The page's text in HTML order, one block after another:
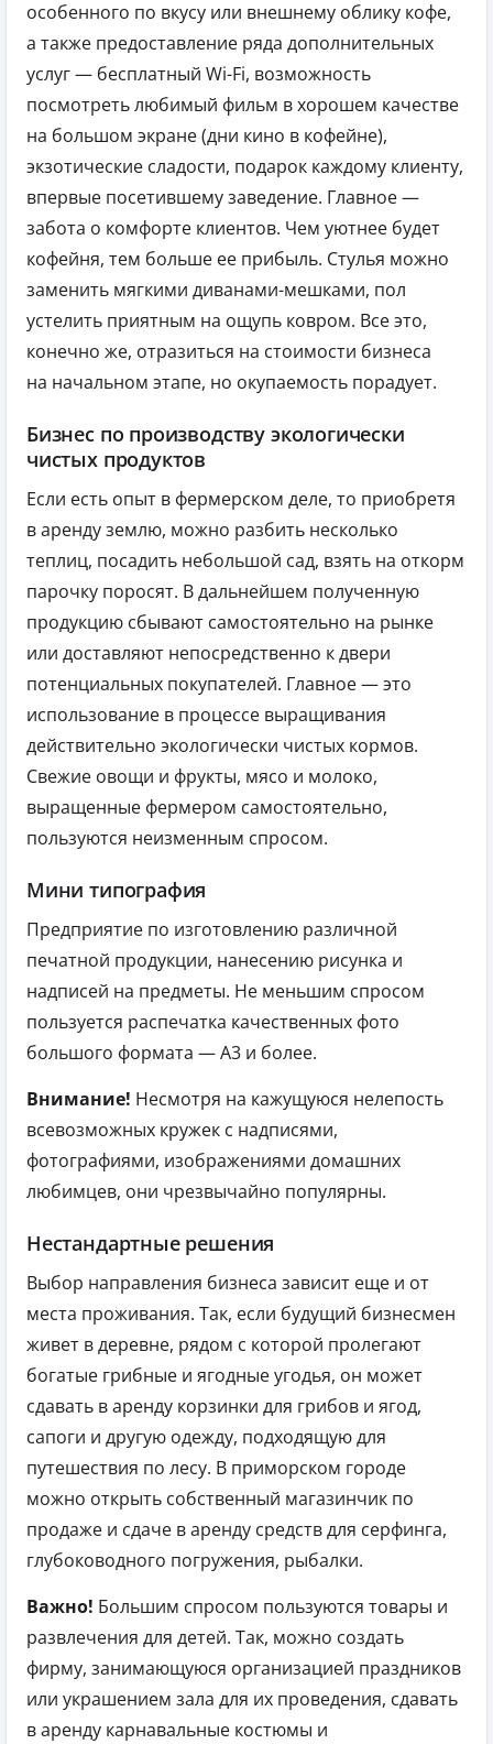
особенного по вкусу или внешнему облику кофе,
а также предоставление ряда дополнительных
услуг — бесплатный Wi-Fi, возможность
посмотреть любимый фильм в хорошем качестве
на большом экране (дни кино в кофейне),
экзотические сладости, подарок каждому клиенту,
впервые посетившему заведение. Главное —
забота о комфорте клиентов. Чем уютнее будет
кофейня, тем больше ее прибыль. Стулья можно
заменить мягкими диванами-мешками, пол
устелить приятным на ощупь ковром. Все это,
конечно же, отразиться на стоимости бизнеса
на начальном этапе, но окупаемость порадует.
Бизнес по производству экологически
чистых продуктов
Если есть опыт в фермерском деле, то приобретя
в аренду землю, можно разбить несколько
теплиц, посадить небольшой сад, взять на откорм
парочку поросят. В дальнейшем полученную
продукцию сбывают самостоятельно на рынке
или доставляют непосредственно к двери
потенциальных покупателей. Главное — это
использование в процессе выращивания
действительно экологически чистых кормов.
Свежие овощи и фрукты, мясо и молоко,
выращенные фермером самостоятельно,
пользуются неизменным спросом.
Мини типография
Предприятие по изготовлению различной
печатной продукции, нанесению рисунка и
надписей на предметы. Не меньшим спросом
пользуется распечатка качественных фото
большого формата — А3 и более.
Внимание! Несмотря на кажущуюся нелепость
всевозможных кружек с надписями,
фотографиями, изображениями домашних
любимцев, они чрезвычайно популярны.
Нестандартные решения
Выбор направления бизнеса зависит еще и от
места проживания. Так, если будущий бизнесмен
живет в деревне, рядом с которой пролегают
богатые грибные и ягодные угодья, он может
сдавать в аренду корзинки для грибов и ягод,
сапоги и другую одежду, подходящую для
путешествия по лесу. В приморском городе
можно открыть собственный магазинчик по
продаже и сдаче в аренду средств для серфинга,
глубоководного погружения, рыбалки.
Важно! Большим спросом пользуются товары и
развлечения для детей. Так, можно создать
фирму, занимающуюся организацией праздников
или украшением зала для их проведения, сдавать
в аренду карнавальные костюмы и